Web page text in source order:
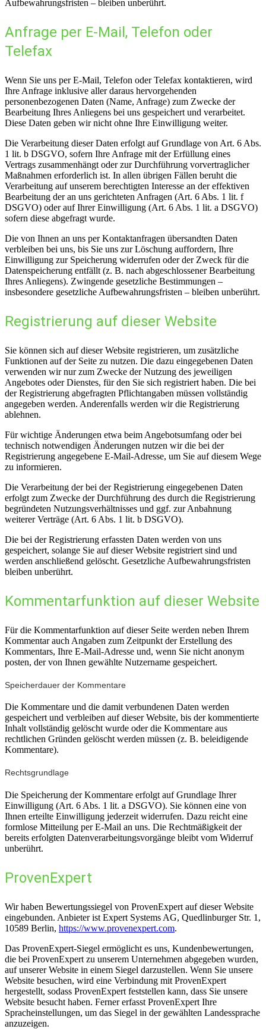
Aufbewahrungsfristen – bleiben unberührt.
Anfrage per E-Mail, Telefon oder
Telefax
Wenn Sie uns per E-Mail, Telefon oder Telefax kontaktieren, wird
Ihre Anfrage inklusive aller daraus hervorgehenden
personenbezogenen Daten (Name, Anfrage) zum Zwecke der
Bearbeitung Ihres Anliegens bei uns gespeichert und verarbeitet.
Diese Daten geben wir nicht ohne Ihre Einwilligung weiter.
Die Verarbeitung dieser Daten erfolgt auf Grundlage von Art. 6 Abs.
1 lit. b DSGVO, sofern Ihre Anfrage mit der Erfüllung eines
Vertrags zusammenhängt oder zur Durchführung vorvertraglicher
Maßnahmen erforderlich ist. In allen übrigen Fällen beruht die
Verarbeitung auf unserem berechtigten Interesse an der effektiven
Bearbeitung der an uns gerichteten Anfragen (Art. 6 Abs. 1 lit. f
DSGVO) oder auf Ihrer Einwilligung (Art. 6 Abs. 1 lit. a DSGVO)
sofern diese abgefragt wurde.
Die von Ihnen an uns per Kontaktanfragen übersandten Daten
verbleiben bei uns, bis Sie uns zur Löschung auffordern, Ihre
Einwilligung zur Speicherung widerrufen oder der Zweck für die
Datenspeicherung entfällt (z. B. nach abgeschlossener Bearbeitung
Ihres Anliegens). Zwingende gesetzliche Bestimmungen –
insbesondere gesetzliche Aufbewahrungsfristen – bleiben unberührt.
Registrierung auf dieser Website
Sie können sich auf dieser Website registrieren, um zusätzliche
Funktionen auf der Seite zu nutzen. Die dazu eingegebenen Daten
verwenden wir nur zum Zwecke der Nutzung des jeweiligen
Angebotes oder Dienstes, für den Sie sich registriert haben. Die bei
der Registrierung abgefragten Pflichtangaben müssen vollständig
angegeben werden. Anderenfalls werden wir die Registrierung
ablehnen.
Für wichtige Änderungen etwa beim Angebotsumfang oder bei
technisch notwendigen Änderungen nutzen wir die bei der
Registrierung angegebene E-Mail-Adresse, um Sie auf diesem Wege
zu informieren.
Die Verarbeitung der bei der Registrierung eingegebenen Daten
erfolgt zum Zwecke der Durchführung des durch die Registrierung
begründeten Nutzungsverhältnisses und ggf. zur Anbahnung
weiterer Verträge (Art. 6 Abs. 1 lit. b DSGVO).
Die bei der Registrierung erfassten Daten werden von uns
gespeichert, solange Sie auf dieser Website registriert sind und
werden anschließend gelöscht. Gesetzliche Aufbewahrungsfristen
bleiben unberührt.
Kommentar­funktion auf dieser Website
Für die Kommentarfunktion auf dieser Seite werden neben Ihrem
Kommentar auch Angaben zum Zeitpunkt der Erstellung des
Kommentars, Ihre E-Mail-Adresse und, wenn Sie nicht anonym
posten, der von Ihnen gewählte Nutzername gespeichert.
Speicherdauer der Kommentare
Die Kommentare und die damit verbundenen Daten werden
gespeichert und verbleiben auf dieser Website, bis der kommentierte
Inhalt vollständig gelöscht wurde oder die Kommentare aus
rechtlichen Gründen gelöscht werden müssen (z. B. beleidigende
Kommentare).
Rechtsgrundlage
Die Speicherung der Kommentare erfolgt auf Grundlage Ihrer
Einwilligung (Art. 6 Abs. 1 lit. a DSGVO). Sie können eine von
Ihnen erteilte Einwilligung jederzeit widerrufen. Dazu reicht eine
formlose Mitteilung per E-Mail an uns. Die Rechtmäßigkeit der
bereits erfolgten Datenverarbeitungsvorgänge bleibt vom Widerruf
unberührt.
ProvenExpert
Wir haben Bewertungssiegel von ProvenExpert auf dieser Website
eingebunden. Anbieter ist Expert Systems AG, Quedlinburger Str. 1,
10589 Berlin, https://www.provenexpert.com.
Das ProvenExpert-Siegel ermöglicht es uns, Kundenbewertungen,
die bei ProvenExpert zu unserem Unternehmen abgegeben wurden,
auf unserer Website in einem Siegel darzustellen. Wenn Sie unsere
Website besuchen, wird eine Verbindung mit ProvenExpert
hergestellt, sodass ProvenExpert feststellen kann, dass Sie unsere
Website besucht haben. Ferner erfasst ProvenExpert Ihre
Spracheinstellungen, um das Siegel in der gewählten Landessprache
anzuzeigen.